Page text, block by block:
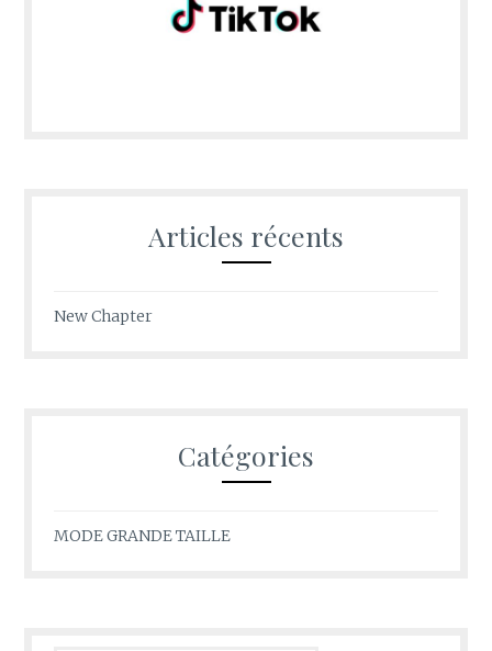
Articles récents
New Chapter
Catégories
MODE GRANDE TAILLE